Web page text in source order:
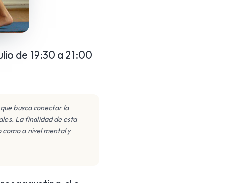
de 19:30 a 21:00
busca conectar la
La finalidad de esta
a nivel mental y